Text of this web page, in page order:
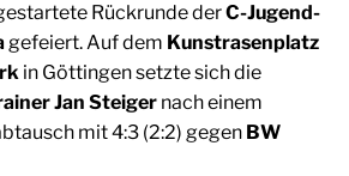
Rückrunde derC-Jugend-
gefeiert. Auf dem Kunstrasenplatz
in Göttingen setzte sich die
Jan Steiger nach einem
mit 4:3 (2:2) gegen BW